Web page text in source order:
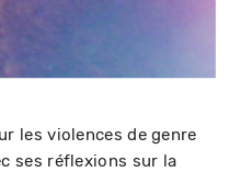
les violences de genre
ses réflexions sur la